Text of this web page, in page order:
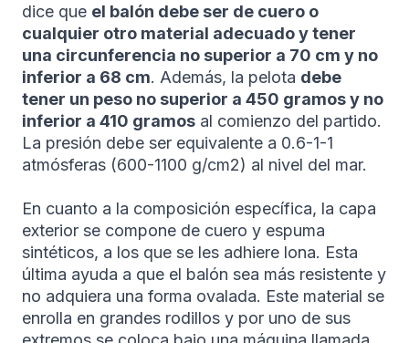
dice que el balón debe ser de cuero o
cualquier otro material adecuado y tener
una circunferencia no superior a 70 cm y no
inferior a 68 cm. Además, la pelota debe
tener un peso no superior a 450 gramos y no
inferior a 410 gramos al comienzo del partido.
La presión debe ser equivalente a 0.6-1-1
atmósferas (600-1100 g/cm2) al nivel del mar.
En cuanto a la composición específica, la capa
exterior se compone de cuero y espuma
sintéticos, a los que se les adhiere lona. Esta
última ayuda a que el balón sea más resistente y
no adquiera una forma ovalada. Este material se
enrolla en grandes rodillos y por uno de sus